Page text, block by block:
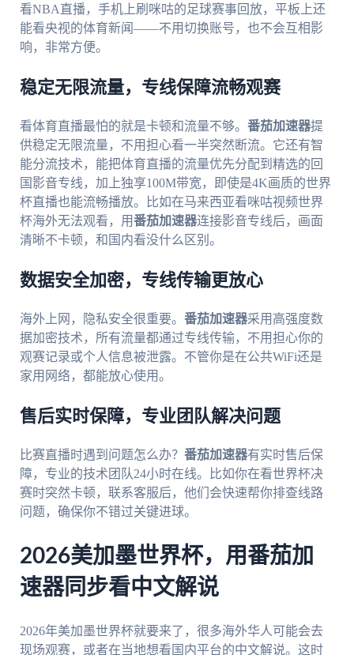
看NBA直播，手机上刷咪咕的足球赛事回放，平板上还
能看央视的体育新闻——不用切换账号，也不会互相影
响，非常方便。
稳定无限流量，专线保障流畅观赛
看体育直播最怕的就是卡顿和流量不够。 番茄加速器提
供稳定无限流量，不用担心看一半突然断流。它还有智
能分流技术，能把体育直播的流量优先分配到精选的回
国影音专线，加上独享100M带宽，即使是4K画质的世界
杯直播也能流畅播放。比如在马来西亚看咪咕视频世界
杯海外无法观看，用番茄加速器连接影音专线后，画面
清晰不卡顿，和国内看没什么区别。
数据安全加密，专线传输更放心
海外上网，隐私安全很重要。 番茄加速器采用高强度数
据加密技术，所有流量都通过专线传输，不用担心你的
观赛记录或个人信息被泄露。不管你是在公共WiFi还是
家用网络，都能放心使用。
售后实时保障，专业团队解决问题
比赛直播时遇到问题怎么办？ 番茄加速器有实时售后保
障，专业的技术团队24小时在线。比如你在看世界杯决
赛时突然卡顿，联系客服后，他们会快速帮你排查线路
问题，确保你不错过关键进球。
2026美加墨世界杯，用番茄加
速器同步看中文解说
2026年美加墨世界杯就要来了，很多海外华人可能会去
现场观赛，或者在当地想看国内平台的中文解说。这时